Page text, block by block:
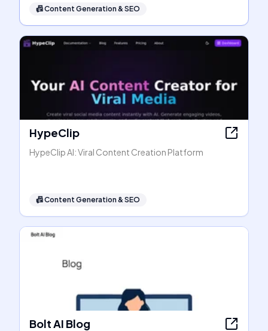
📠Content Generation & SEO
HypeClip
HypeClip AI: Viral Content Creation Platform
📠Content Generation & SEO
Bolt AI Blog